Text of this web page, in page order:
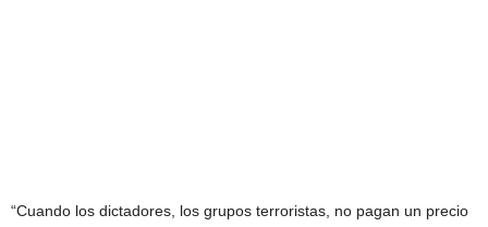
“Cuando los dictadores, los grupos terroristas, no pagan un precio